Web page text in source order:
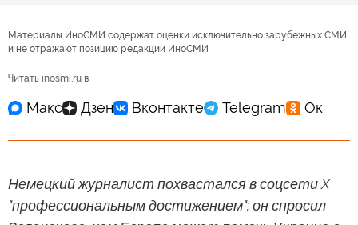
Материалы ИноСМИ содержат оценки исключительно зарубежных СМИ
и не отражают позицию редакции ИноСМИ
Читать inosmi.ru в
Немецкий журналист похвастался в соцсети X
"профессиональным достижением": он спросил